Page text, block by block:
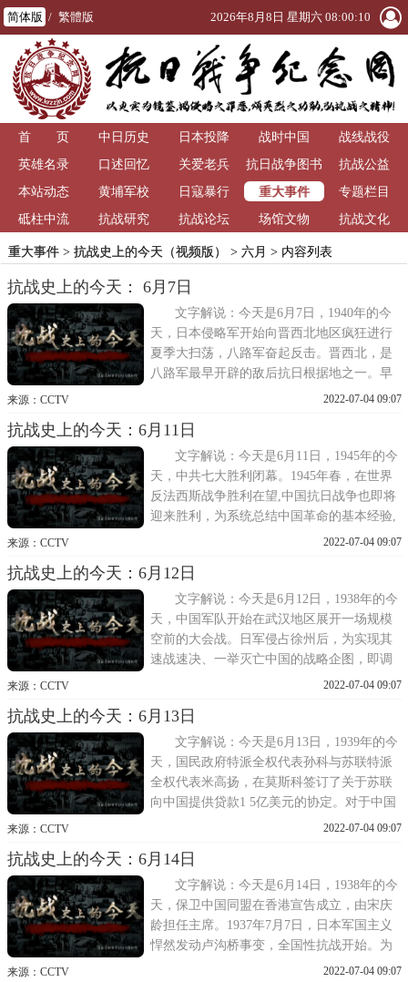
简体版 / 繁體版 2026年8月8日 星期六 08:00:11
首 页 中日历史 日本投降 战时中国
战线战役
英雄名录
口述回忆 关爱老兵
抗日战争图书
馆
抗战公益
本站动态
黄埔军校 日寇暴行 重大事件
专题栏目
砥柱中流
抗战研究 抗战论坛 场馆文物 抗战文化
重大事件> 抗战史上的今天（视频版） > 六月 > 内容列表
抗战史上的今天： 6月7日
文字解说：今天是6月7日，1940年的今
天，日本侵略军开始向晋西北地区疯狂进行
夏季大扫荡，八路军奋起反击。晋西北，是
八路军最早开辟的敌后抗日根据地之一。早
在1937年9月，八路军第120师便进入晋西北
1940年4月初，日本侵略军对晋西北抗日根据
地进行的春季大扫荡刚刚被打退，就于 6月
初，在日本侵
来源：CCTV 2022-07-04 09:07
抗战史上的今天：6月11日
文字解说：今天是6月11日，1945年的今
天，中共七大胜利闭幕。1945年春，在世界
反法西斯战争胜利在望,中国抗日战争也即将
迎来胜利，为系统总结中国革命的基本经验,
争取抗日战争的最后胜利,并为建设新中国作
日，在延安召开第七次全国代表大会。这里
是位于延安杨家岭的中央大礼堂，中国共产
党第七次全
来源：CCTV 2022-07-04 09:07
抗战史上的今天：6月12日
文字解说：今天是6月12日，1938年的今
天，中国军队开始在武汉地区展开一场规模
空前的大会战。日军侵占徐州后，为实现其
速战速决、一举灭亡中国的战略企图，即调
集重兵发起侵占武汉的作战。当时，日军投
十九艘，各型飞机约三百架。南京失陷后，
中国方面为保卫武汉，先后投入总兵力达一
百万人和作战
来源：CCTV 2022-07-04 09:07
抗战史上的今天：6月13日
文字解说：今天是6月13日，1939年的今
天，国民政府特派全权代表孙科与苏联特派
全权代表米高扬，在莫斯科签订了关于苏联
向中国提供贷款1 5亿美元的协定。对于中国
坚持持久抗战至为重要。全国抗战初期，苏
军国主义发动全面侵华战争，也是对苏联的
重大威胁。因此，苏联政府积极支援中国抗
日。1937年8
来源：CCTV 2022-07-04 09:07
抗战史上的今天：6月14日
文字解说：今天是6月14日，1938年的今
天，保卫中国同盟在香港宣告成立，由宋庆
龄担任主席。1937年7月7日，日本军国主义
悍然发动卢沟桥事变，全国性抗战开始。为
抵御外侮，在中国共产党的积极努力和推动
来源：CCTV 2022-07-04 09:07